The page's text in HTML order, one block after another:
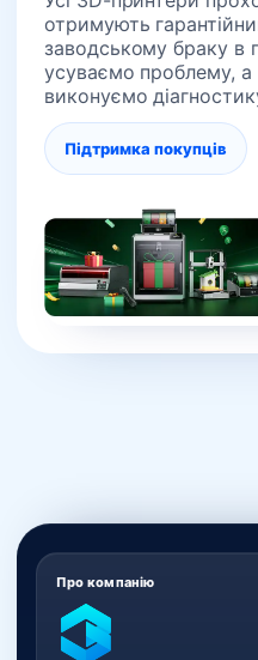
отримують
заводському браку в
усуваємо проблему, а
виконуємо
Підтримка покупців
Про компанію